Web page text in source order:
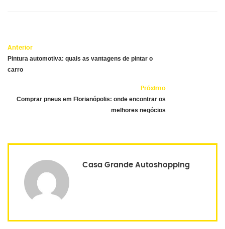
Anterior
Pintura automotiva: quais as vantagens de pintar o
carro
Próximo
Comprar pneus em Florianópolis: onde encontrar os
melhores negócios
Casa Grande Autoshopping